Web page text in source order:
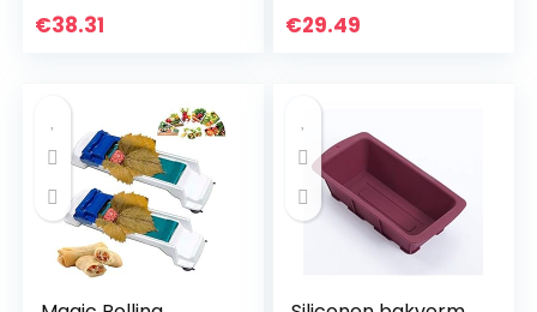
kunststof deksel, 3L,
€38.31 €29.49